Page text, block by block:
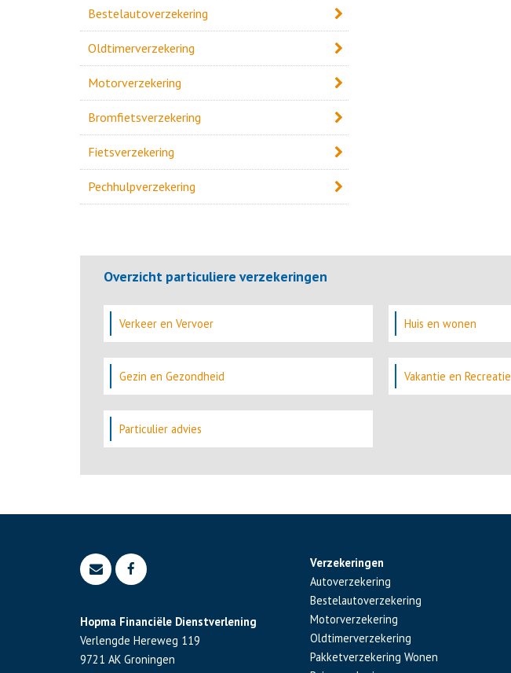
Bestelautoverzekering
Oldtimerverzekering
Motorverzekering
Bromfietsverzekering
Fietsverzekering
Pechhulpverzekering
Overzicht particuliere verzekeringen
Verkeer en Vervoer Huis en wonen
Gezin en Gezondheid Vakantie en Recreatie
Particulier advies
Hopma Financiële Dienstverlening
Verlengde Hereweg 119
9721 AK Groningen
Verzekeringen
Autoverzekering
Bestelautoverzekering
Motorverzekering
Oldtimerverzekering
Pakketverzekering Wonen